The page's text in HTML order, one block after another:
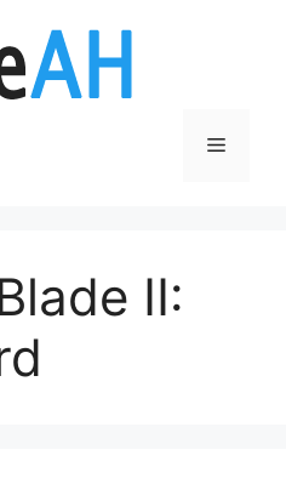
Menu
II: